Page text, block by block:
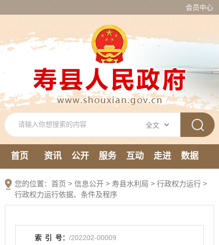
会员中心
首页 资讯 公开 服务 互动 走进
数据
您的位置： 首页 > 信息公开 > 寿县水利局 > 行政权力运行 >
行政权力运行依据、条件及程序
索 引 号： /202202-00009